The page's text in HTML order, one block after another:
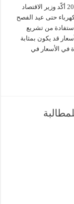
المانيا تسعى لتمديد تحديد أسعار الطاقة حتى عام 2024 أكّد وزير الاقتصاد
حتى عيد الفصح
من تشريع
قد يكون بمثابة
في الأسعار في